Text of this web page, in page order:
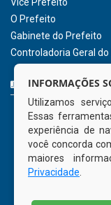
CNPJ: 01.596.018/
000
Atendimento:
(81) 98512-1231
Tamandaré - PE
INFORMAÇÕES
Utilizamos
Essas
experiência de
você concorda
maiores
Privacidade